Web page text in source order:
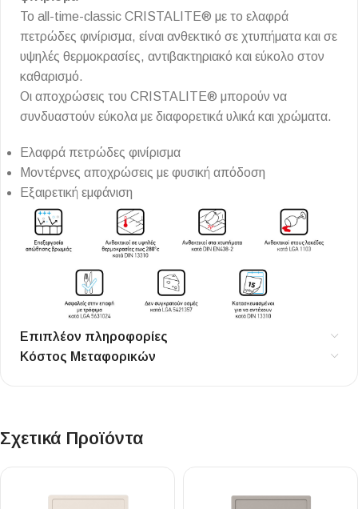
Το all-time-classic CRISTALITE® με το ελαφρά
πετρώδες φινίρισμα, είναι ανθεκτικό σε χτυπήματα και σε
υψηλές θερμοκρασίες, αντιβακτηριακό και εύκολο στον
καθαρισμό.
Οι αποχρώσεις του CRISTALITE® μπορούν να
συνδυαστούν εύκολα με διαφορετικά υλικά και χρώματα.
Ελαφρά πετρώδες φινίρισμα
Μοντέρνες αποχρώσεις με φυσική απόδοση
Εξαιρετική εμφάνιση
Επιπλέον πληροφορίες
Κόστος Μεταφορικών
Σχετικά Προϊόντα